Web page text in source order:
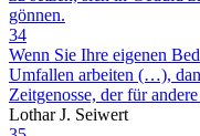
gönnen.
34
Wenn Sie Ihre eigenen
Umfallen arbeiten (…),
Zeitgenosse, der für
Lothar J. Seiwert